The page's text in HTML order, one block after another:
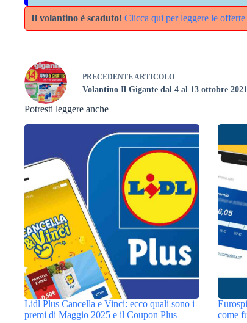
Il volantino è scaduto! Clicca qui per leggere le
PRECEDENTE ARTICOLO
Volantino Il Gigante dal 4 al 13 ottobre 2021
Potresti leggere anche
Lidl Plus Cancella e Vinci: ecco quali sono i
premi di Maggio 2025 e il Coupon Plus
come